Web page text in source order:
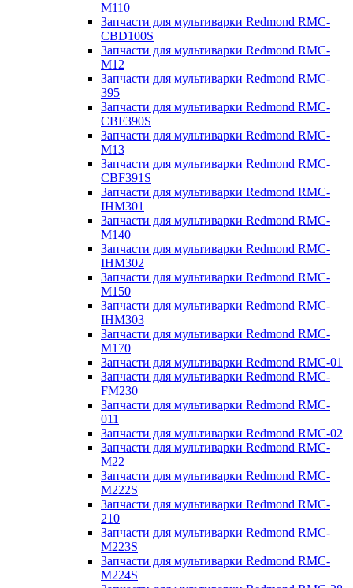
M110
Запчасти для мультиварки Redmond RMC-
CBD100S
Запчасти для мультиварки Redmond RMC-
M12
Запчасти для мультиварки Redmond RMC-
395
Запчасти для мультиварки Redmond RMC-
CBF390S
Запчасти для мультиварки Redmond RMC-
M13
Запчасти для мультиварки Redmond RMC-
CBF391S
Запчасти для мультиварки Redmond RMC-
IHM301
Запчасти для мультиварки Redmond RMC-
M140
Запчасти для мультиварки Redmond RMC-
IHM302
Запчасти для мультиварки Redmond RMC-
M150
Запчасти для мультиварки Redmond RMC-
IHM303
Запчасти для мультиварки Redmond RMC-
M170
Запчасти для мультиварки Redmond RMC-01
Запчасти для мультиварки Redmond RMC-
FM230
Запчасти для мультиварки Redmond RMC-
011
Запчасти для мультиварки Redmond RMC-02
Запчасти для мультиварки Redmond RMC-
M22
Запчасти для мультиварки Redmond RMC-
M222S
Запчасти для мультиварки Redmond RMC-
210
Запчасти для мультиварки Redmond RMC-
M223S
Запчасти для мультиварки Redmond RMC-
M224S